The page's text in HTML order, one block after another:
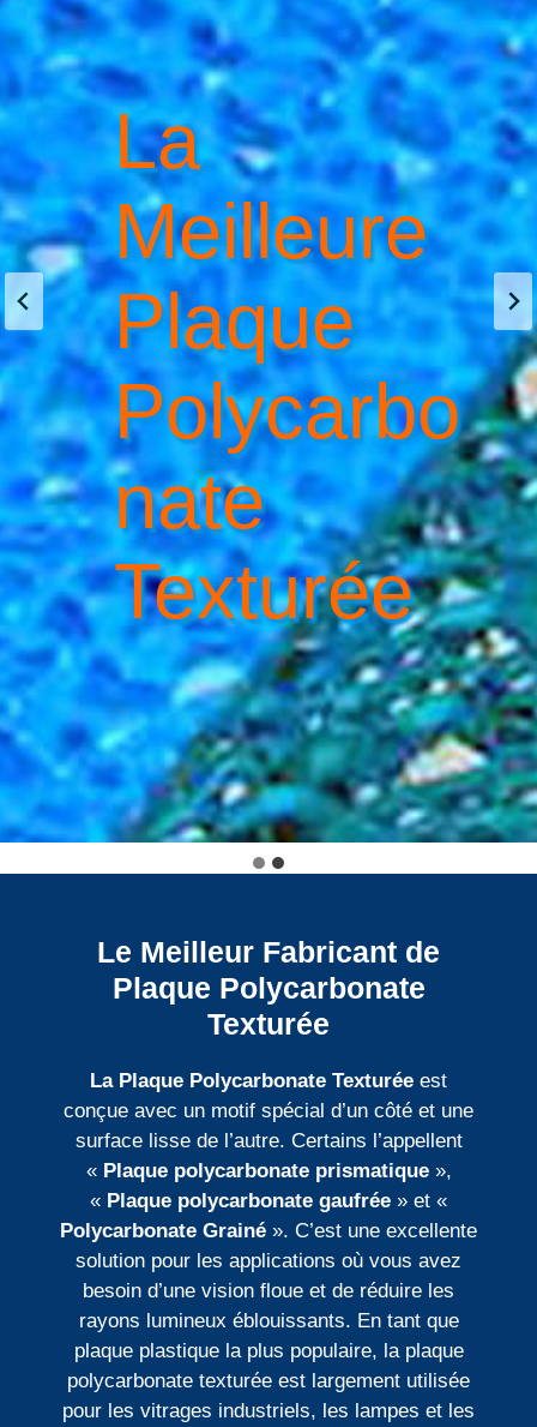
La
Meilleure
Plaque
Polycarbo
Nate
Texturée
Le Meilleur Fabricant de
Plaque Polycarbonate
Texturée
La Plaque Polycarbonate Texturée est
conçue avec un motif spécial d’un côté et une
surface lisse de l’autre. Certains l’appellent
« Plaque polycarbonate prismatique»,
« Plaque polycarbonate gaufrée » et «
Polycarbonate Grainé ». C’est une excellente
solution pour les applications où vous avez
besoin d’une vision floue et de réduire les
rayons lumineux éblouissants. En tant que
plaque plastique la plus populaire, la plaque
polycarbonate texturée est largement utilisée
pour les vitrages industriels, les lampes et les